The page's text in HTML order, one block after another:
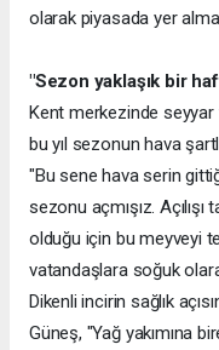
olarak piyasada yer
"Sezon yaklaşık bir
Kent merkezinde seyyar
bu yıl sezonun hava
"Bu sene hava serin
sezonu açmışız.
olduğu için bu meyveyi
vatandaşlara soğuk
Dikenli incirin sağlık
Güneş, "Yağ yakımına